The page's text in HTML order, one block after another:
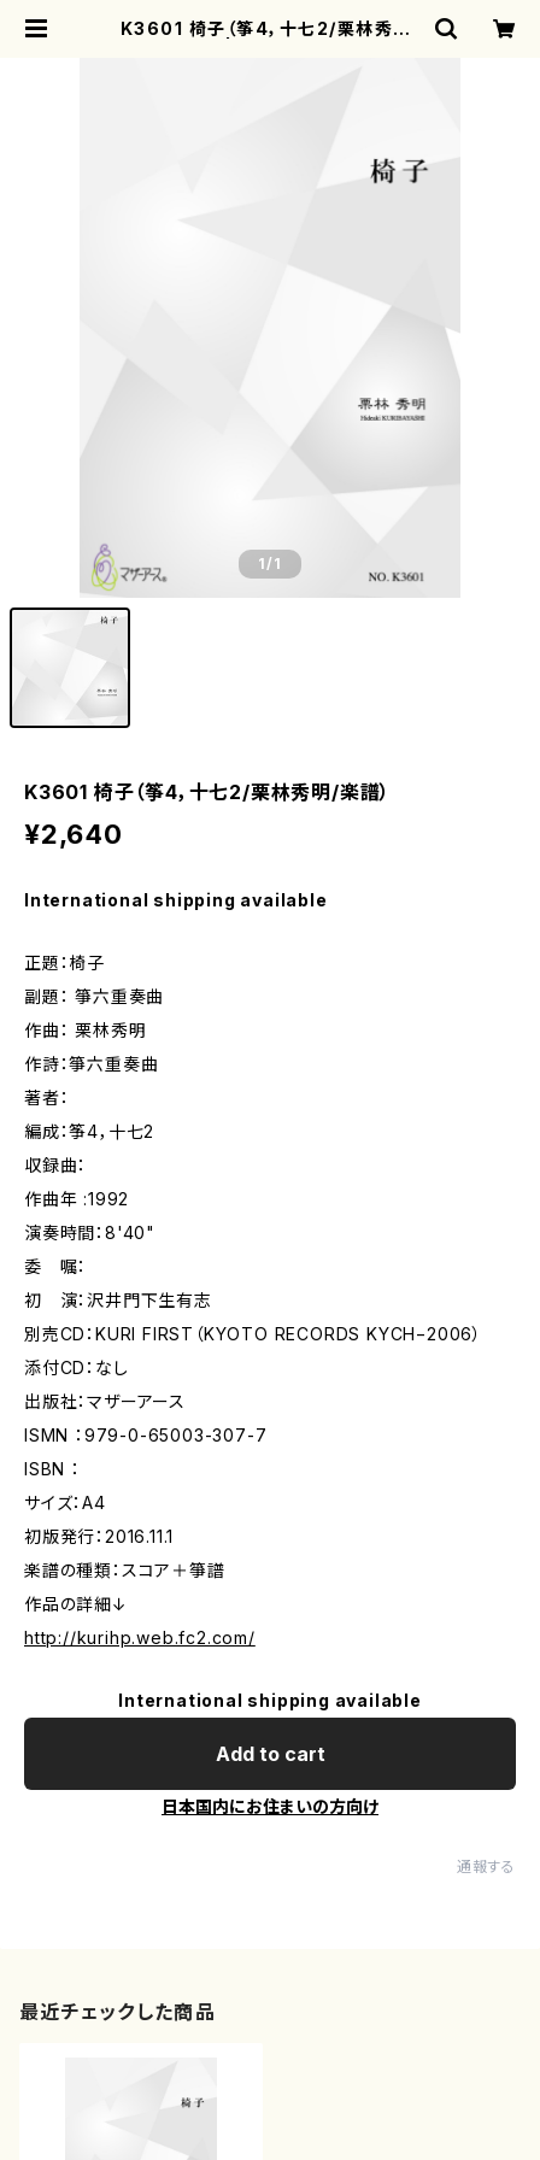
K3601 椅子（筝4，十七2/栗林秀明/
1/1
K3601 椅子（筝4，十七2/栗林秀明/楽譜）
¥2,640
International shipping available
正題：椅子
副題： 箏六重奏曲
作曲： 栗林秀明
作詩：箏六重奏曲
著者：
編成：筝4，十七2
収録曲：
作曲年 :1992
演奏時間：8'40"
委 嘱：
初 演：沢井門下生有志
別売CD：KURI FIRST（KYOTO RECORDS KYCH−2006）
添付CD：なし
出版社：マザーアース
ISMN ：979-0-65003-307-7
ISBN ：
サイズ：A4
初版発行：2016.11.1
楽譜の種類：スコア＋箏譜
作品の詳細↓
http://kurihp.web.fc2.com/
International shipping available
Add to cart
日本国内にお住まいの方向け
通報する
最近チェックした商品